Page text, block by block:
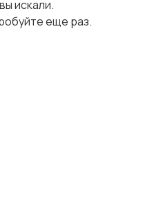
искали.
еще раз.